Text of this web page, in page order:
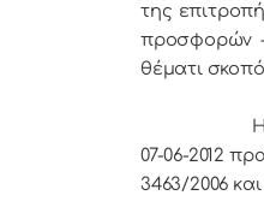
της
προσφορών
θέματι
Η
07-06-2012
3463/2006